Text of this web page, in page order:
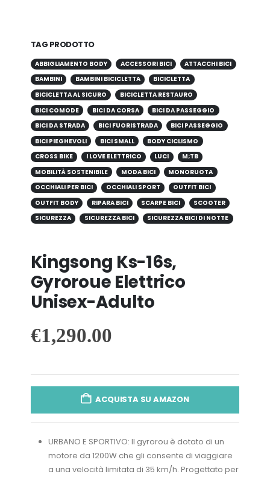
TAG PRODOTTO
ABBIGLIAMENTO BODY ACCESSORI BICI
ATTACCHI BICI
BAMBINI
BAMBINI BICICLETTA
BICICLETTA
BICICLETTA AL SICURO
BICICLETTA RESTAURO
BICI COMODE
BICI DA CORSA
BICI DA PASSEGGIO
BICI DA STRADA
BICI FUORISTRADA
BICI PASSEGGIO
BICI PIEGHEVOLI
BICI SMALL
BODY CICLISMO
CROSS BIKE
I LOVE ELETTRICO LUCI
M;TB
MOBILITÀ SOSTENIBILE
MODA BICI
MONORUOTA
OCCHIALI PER BICI
OCCHIALI SPORT
OUTFIT BICI
OUTFIT BODY
RIPARA BICI SCARPE BICI
SCOOTER
SICUREZZA
SICUREZZA BICI SICUREZZA BICI DI NOTTE
Kingsong Ks-16s,
Gyroroue Elettrico
Unisex-Adulto
€1,290.00
ACQUISTA SU AMAZON
URBANO E SPORTIVO: Il gyrorou è dotato di un
motore da 1200W che gli consente di viaggiare
a una velocità limitata di 35 km/h. Progettato per